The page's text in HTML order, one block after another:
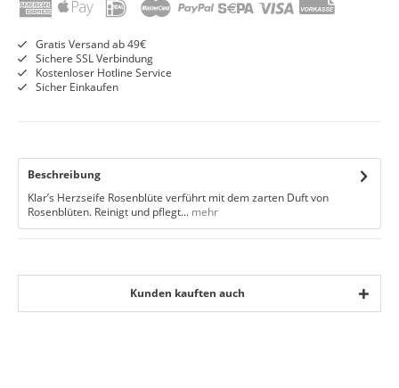
Gratis Versand ab 49€
Sichere SSL Verbindung
Kostenloser Hotline Service
Sicher Einkaufen
Beschreibung
Klar’s Herzseife Rosenblüte verführt mit dem zarten Duft von
Rosenblüten. Reinigt und pflegt... mehr
Kunden kauften auch